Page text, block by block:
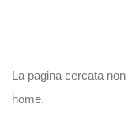
La pagina cercata
home.